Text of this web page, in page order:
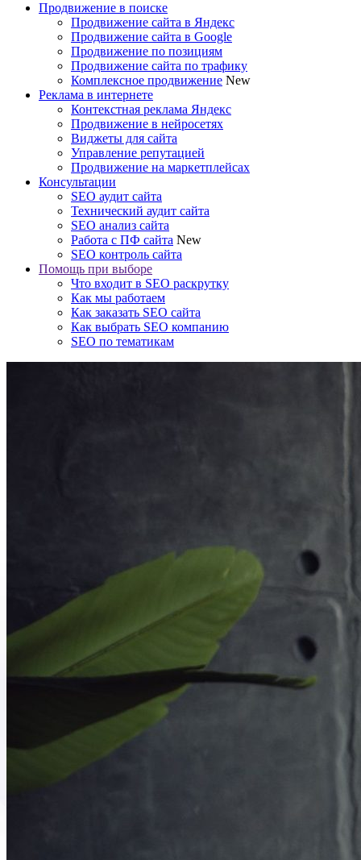
Продвижение в поиске
Продвижение сайта в Яндекс
Продвижение сайта в Google
Продвижение по позициям
Продвижение сайта по трафику
Комплексное продвижение New
Реклама в интернете
Контекстная реклама Яндекс
Продвижение в нейросетях
Виджеты для сайта
Управление репутацией
Продвижение на маркетплейсах
Консультации
SEO аудит сайта
Технический аудит сайта
SEO анализ сайта
Работа с ПФ сайта New
SEO контроль сайта
Помощь при выборе
Что входит в SEO раскрутку
Как мы работаем
Как заказать SEO сайта
Как выбрать SEO компанию
SEO по тематикам